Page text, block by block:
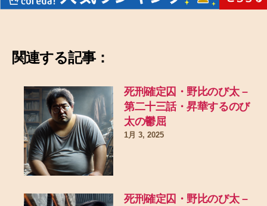
関連する記事：
死刑確定囚・野比のび太 –
第二十三話・昇華するのび
太の鬱屈
1月 3, 2025
死刑確定囚・野比のび太 –